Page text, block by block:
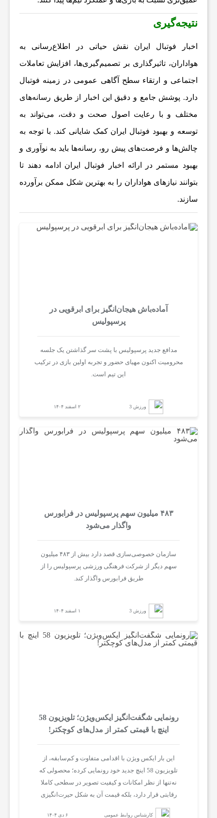
نتیجه‌گیری
اخبار فوتبال ایران نقش حیاتی در اطلاع‌رسانی به
هواداران، تاثیرگذاری بر تصمیم‌گیری‌ها، افزایش تعاملات
اجتماعی و ارتقاء سطح آگاهی عمومی در زمینه فوتبال
دارد. پوشش جامع و دقیق این اخبار از طریق رسانه‌های
مختلف و با رعایت اصول صحت و دقت، می‌تواند به
توسعه و بهبود فوتبال ایران کمک شایانی کند. با توجه به
چالش‌ها و فرصت‌های پیش رو، رسانه‌ها باید به نوآوری و
بهبود مستمر در ارائه اخبار فوتبال ایران ادامه دهند تا
بتوانند نیازهای هواداران را به بهترین شکل ممکن برآورده
سازند.
آماده‌باش هیجان‌انگیز برای ابرقویی در
پرسپولیس
مدافع جدید پرسپولیس با پشت سر گذاشتن یک جلسه
محرومیت اکنون مهیای حضور و تجربه اولین بازی در ترکیب
این تیم است.
ورزش 3 ۲ اسفند ۱۴۰۴
۴۸۳ میلیون سهم پرسپولیس در فرابورس
واگذار می‌شود
سازمان خصوصی‌سازی قصد دارد بیش از ۴۸۳ میلیون
سهم دیگر از شرکت فرهنگی ورزشی پرسپولیس را از
طریق فرابورس واگذار کند.
ورزش 3 ۱ اسفند ۱۴۰۴
رونمایی شگفت‌انگیز ایکس‌ویژن؛ تلویزیون 58
اینچ با قیمتی کمتر از مدل‌های کوچکتر!
این بار ایکس‌ ویژن با اقدامی متفاوت و کم‌سابقه، از
تلویزیون 58 اینچ جدید خود رونمایی کرده؛ محصولی که
نه‌تنها از نظر امکانات و کیفیت تصویر در سطحی کاملا
رقابتی قرار دارد، بلکه قیمت آن به شکل حیرت‌انگیزی
کمتر از مدل ۵۵ اینچ همین برند تعیین شده است.
کارشناس روابط عمومی ۶ دی ۱۴۰۴